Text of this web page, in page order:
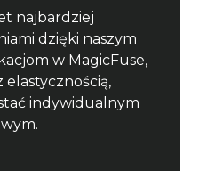
najbardziej
dzięki naszym
w MagicFuse,
indywidualnym